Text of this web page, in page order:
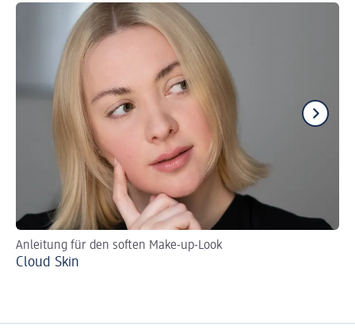
Anleitung für den soften Make-up-Look
Cloud Skin